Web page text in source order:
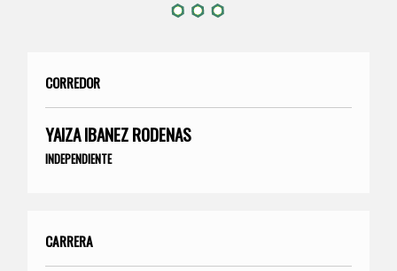
CORREDOR
YAIZA IBANEZ RODENAS
INDEPENDIENTE
CARRERA